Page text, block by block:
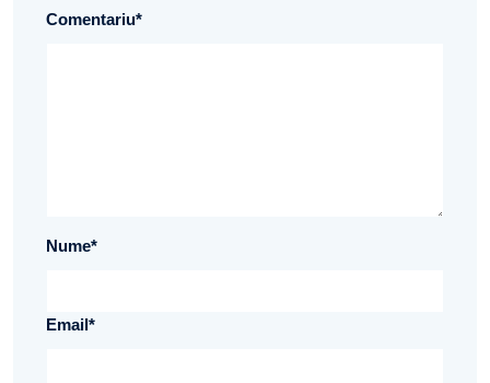
Comentariu*
Nume*
Email*